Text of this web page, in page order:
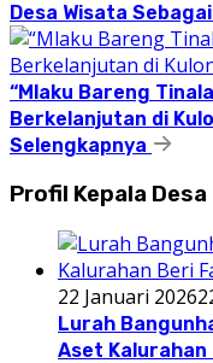
Desa Wisata
“Mlaku Bareng
Berkelanjutan di
Selengkapnya
Profil Kepala Desa
22 Januari 2026
Lurah
Aset Kalurahan